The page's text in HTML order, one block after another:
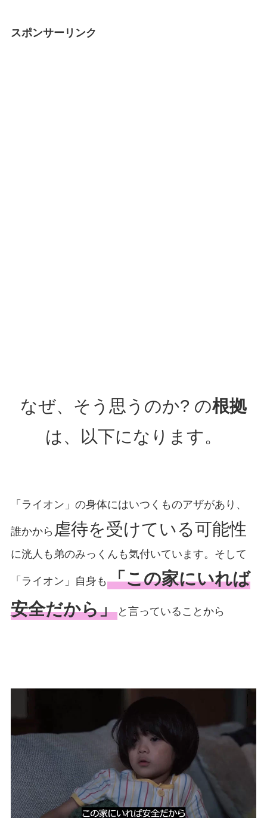
スポンサーリンク
なぜ、そう思うのか? の根拠
は、以下になります。
「ライオン」の身体にはいつくものアザがあり、
誰かから 虐待を受けている可能性
に洸人も弟のみっくんも気付いています。そして
「ライオン」自身も 「この家にいれば
安全だから」と言っていることから